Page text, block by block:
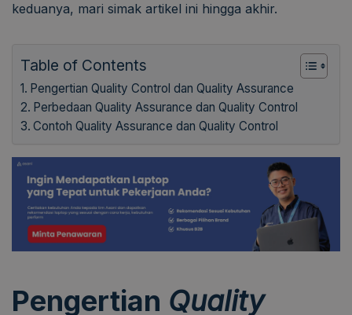
keduanya, mari simak artikel ini hingga akhir.
Table of Contents
Pengertian Quality Control dan Quality Assurance
Perbedaan Quality Assurance dan Quality Control
Contoh Quality Assurance dan Quality Control
Pengertian Quality